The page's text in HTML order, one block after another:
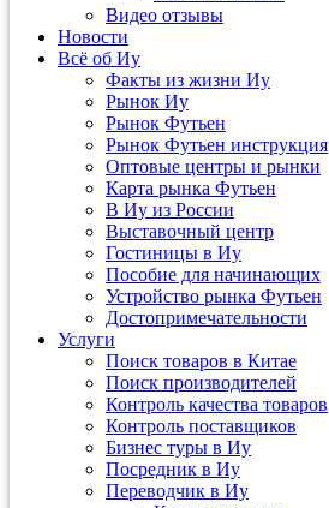
Видео отзывы
Новости
Всё об Иу
Факты из жизни Иу
Рынок Иу
Рынок Футьен
Рынок Футьен инструкция
Оптовые центры и рынки
Карта рынка Футьен
В Иу из России
Выставочный центр
Гостиницы в Иу
Пособие для начинающих
Устройство рынка Футьен
Достопримечательности
Услуги
Поиск товаров в Китае
Поиск производителей
Контроль качества товаров
Контроль поставщиков
Бизнес туры в Иу
Посредник в Иу
Переводчик в Иу